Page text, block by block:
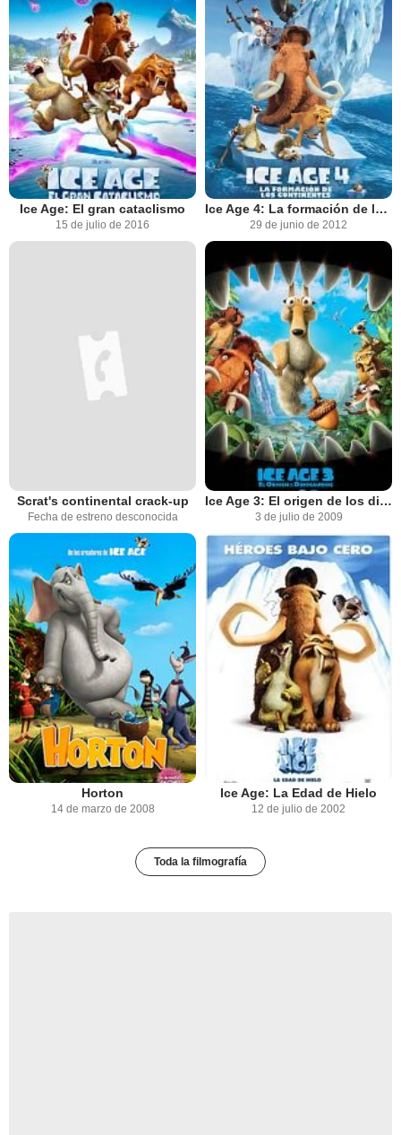
Ice Age: El gran cataclismo
15 de julio de 2016
Ice Age 4: La formación de los continentes
29 de junio de 2012
Scrat's continental crack-up
Fecha de estreno desconocida
Ice Age 3: El origen de los dinosaurios
3 de julio de 2009
Horton
14 de marzo de 2008
Ice Age: La Edad de Hielo
12 de julio de 2002
Toda la filmografía